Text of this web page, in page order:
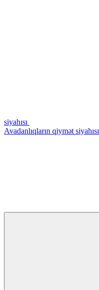
siyahısı
Avadanlıqların qiymət siyahısı